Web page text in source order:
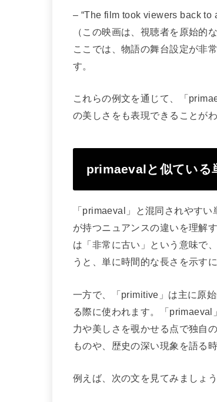
– “The film took viewers back
（この映画は、視聴者を原始的
ここでは、物語の舞台設定が非
す。
これらの例文を通じて、「
の美しさをも表現できることがわ
primaevalと似ている
「primaeval」と混同されやす
が持つニュアンスの違いを理解
は「非常に古い」という意味で
うと、単に時間的な長さを示す
一方で、「primitive」は主に原
る際に使われます。「primaeval
力や美しさを覗かせる点で独自
ものや、歴史の深い現象を語る
例えば、次の文を見てみましょう